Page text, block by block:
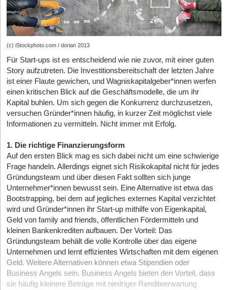
(c) iStockphoto.com / dorian 2013
Für Start-ups ist es entscheidend wie nie zuvor, mit einer guten
Story aufzutreten. Die Investitions­bereitschaft der letzten Jahre
ist einer Flaute gewichen, und Wagniskapitalgeber*innen werfen
einen kritischen Blick auf die Geschäftsmodelle, die um ihr
Kapital buhlen. Um sich gegen die Konkurrenz durchzusetzen,
versuchen Gründer*innen häufig, in kurzer Zeit möglichst viele
Informationen zu vermitteln. Nicht immer mit Erfolg.
1. Die richtige Finanzierungsform
Auf den ersten Blick mag es sich dabei nicht um eine schwierige
Frage handeln. Allerdings eignet sich Risikokapital nicht für jedes
Gründungsteam und über diesen Fakt sollten sich junge
Unternehmer*innen bewusst sein. Eine Alternative ist etwa das
Bootstrapping, bei dem auf jegliches externes Kapital verzichtet
wird und Gründer*innen ihr Start-up mithilfe von Eigenkapital,
Geld von family and friends, öffentlichen Fördermitteln und
kleinen Bankenkrediten aufbauen. Der Vorteil: Das
Gründungsteam behält die volle Kontrolle über das eigene
Unternehmen und lernt effizientes Wirtschaften mit dem eigenen
Geld. Weitere Alternativen können etwa Stipendien oder
Business Angels sein. Business Angels bieten den Vorteil, dass
sie häufig kleinere Beträge mit niedriger Renditeerwartung